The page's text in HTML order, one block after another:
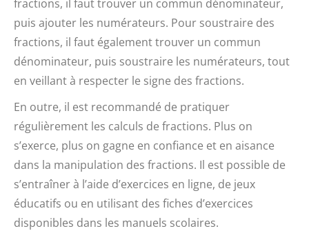
fractions, il faut trouver un commun dénominateur,
puis ajouter les numérateurs. Pour soustraire des
fractions, il faut également trouver un commun
dénominateur, puis soustraire les numérateurs, tout
en veillant à respecter le signe des fractions.
En outre, il est recommandé de pratiquer
régulièrement les calculs de fractions. Plus on
s’exerce, plus on gagne en confiance et en aisance
dans la manipulation des fractions. Il est possible de
s’entraîner à l’aide d’exercices en ligne, de jeux
éducatifs ou en utilisant des fiches d’exercices
disponibles dans les manuels scolaires.